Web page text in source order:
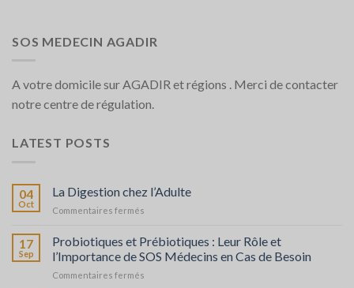
SOS MEDECIN AGADIR
A votre domicile sur AGADIR et régions . Merci de contacter
notre centre de régulation.
LATEST POSTS
04
Oct
La Digestion chez l’Adulte
Commentaires fermés
Digestion
chez
l’Adulte
17
Sep
Probiotiques et Prébiotiques : Leur Rôle et
l’Importance de SOS Médecins en Cas de Besoin
Commentaires fermés